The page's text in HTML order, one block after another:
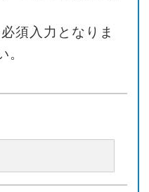
須入力となりま
。